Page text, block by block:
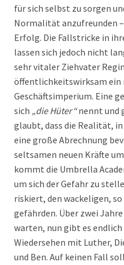
für sich selbst zu sorgen
Normalität anzufreunden
Erfolg. Die Fallstricke in
lassen sich jedoch nicht
sehr vitaler Ziehvater
öffentlichkeitswirksam ein
Geschäftsimperium. Eine
sich „die Hüter“nennt und
glaubt, dass die Realität,
eine große Abrechnung
seltsamen neuen Kräfte
kommt die Umbrella
um sich der Gefahr zu
riskiert, den wackeligen,
gefährden. Über zwei
warten, nun gibt es endlich
Wiedersehen mit Luther,
und Ben. Auf keinen Fall